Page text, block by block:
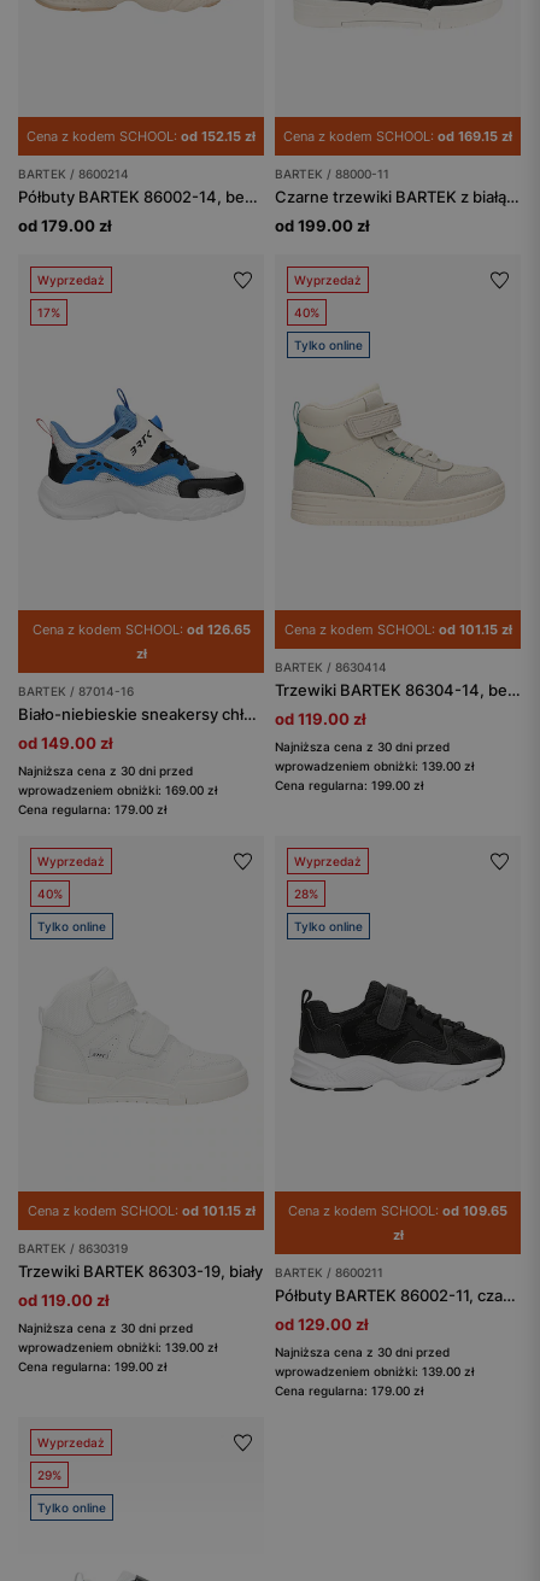
Cena z kodem SCHOOL: od 152.15 zł
BARTEK / 8600214
Półbuty BARTEK 86002-14, beżowy
od 179.00 zł
Cena z kodem SCHOOL: od 169.15 zł
BARTEK / 88000-11
Czarne trzewiki BARTEK z białą kontrastową podeszwą 88000-11
od 199.00 zł
Wyprzedaż
17%
Cena z kodem SCHOOL: od 126.65
zł
BARTEK / 87014-16
Biało-niebieskie sneakersy chłopięce BARTEK 87014-16
od 149.00 zł
Najniższa cena z 30 dni przed
wprowadzeniem obniżki: 169.00 zł
Cena regularna: 179.00 zł
Wyprzedaż
40%
Tylko online
Cena z kodem SCHOOL: od 101.15 zł
BARTEK / 8630414
Trzewiki BARTEK 86304-14, beżowo-zielony
od 119.00 zł
Najniższa cena z 30 dni przed
wprowadzeniem obniżki: 139.00 zł
Cena regularna: 199.00 zł
Wyprzedaż
40%
Tylko online
Cena z kodem SCHOOL: od 101.15 zł
BARTEK / 8630319
Trzewiki BARTEK 86303-19, biały
od 119.00 zł
Najniższa cena z 30 dni przed
wprowadzeniem obniżki: 139.00 zł
Cena regularna: 199.00 zł
Wyprzedaż
28%
Tylko online
Cena z kodem SCHOOL: od 109.65
zł
BARTEK / 8600211
Półbuty BARTEK 86002-11, czarno-biały
od 129.00 zł
Najniższa cena z 30 dni przed
wprowadzeniem obniżki: 139.00 zł
Cena regularna: 179.00 zł
Wyprzedaż
29%
Tylko online